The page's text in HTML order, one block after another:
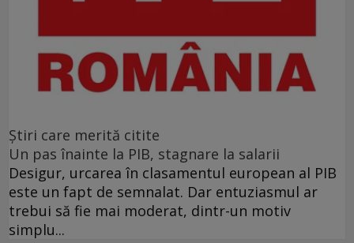
Ştiri care merită citite
Un pas înainte la PIB, stagnare la salarii
Desigur, urcarea în clasamentul european al PIB
este un fapt de semnalat. Dar entuziasmul ar
trebui să fie mai moderat, dintr-un motiv
simplu...